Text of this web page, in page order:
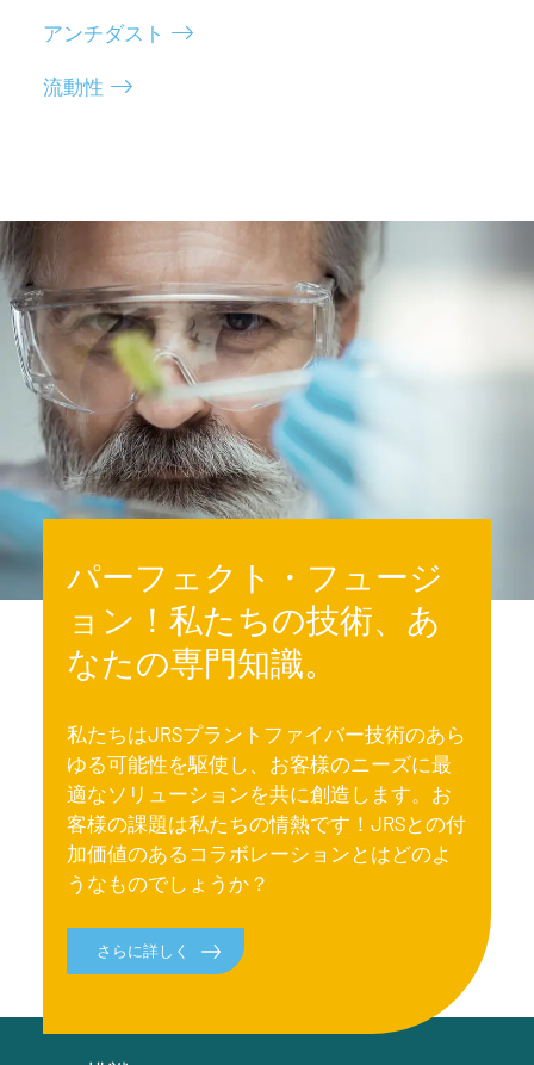
アンチダスト
流動性
パーフェクト・フュージ
ョン！私たちの技術、あ
なたの専門知識。
私たちはJRSプラントファイバー技術のあら
ゆる可能性を駆使し、お客様のニーズに最
適なソリューションを共に創造します。お
客様の課題は私たちの情熱です！JRSとの付
加価値のあるコラボレーションとはどのよ
うなものでしょうか？
さらに詳しく